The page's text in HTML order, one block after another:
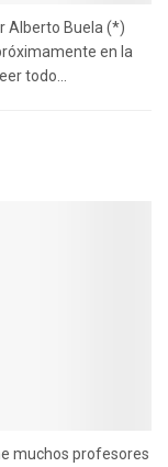
(*)
en la
todo...
muchos profesores